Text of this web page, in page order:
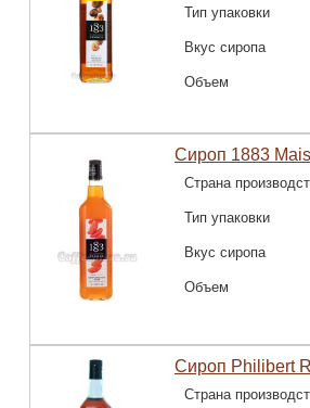
Тип упаковки
Вкус сиропа
Объем
Сироп 1883
Страна
Тип упаковки
Вкус сиропа
Объем
Сироп Philibert
Страна